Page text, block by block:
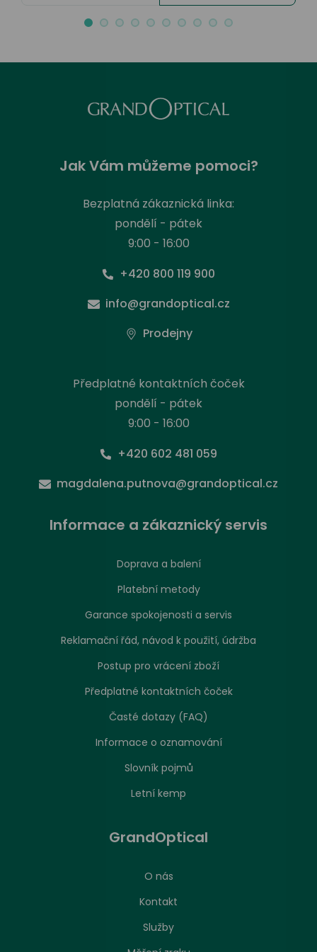
Jak Vám můžeme pomoci?
Bezplatná zákaznická linka:
pondělí - pátek
9:00 - 16:00
+420 800 119 900
info@grandoptical.cz
Prodejny
Předplatné kontaktních čoček
pondělí - pátek
9:00 - 16:00
+420 602 481 059
magdalena.putnova@grandoptical.cz
Informace a zákaznický servis
Doprava a balení
Platební metody
Garance spokojenosti a servis
Reklamační řád, návod k použití, údržba
Postup pro vrácení zboží
Předplatné kontaktních čoček
Časté dotazy (FAQ)
Informace o oznamování
Slovník pojmů
Letní kemp
GrandOptical
O nás
Kontakt
Služby